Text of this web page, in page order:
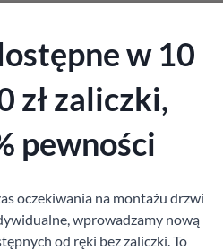
14:00
Polski
w 10
zł zaliczki,
pewności
oczekiwania na montażu drzwi
wprowadzamy nową
od ręki bez zaliczki. To